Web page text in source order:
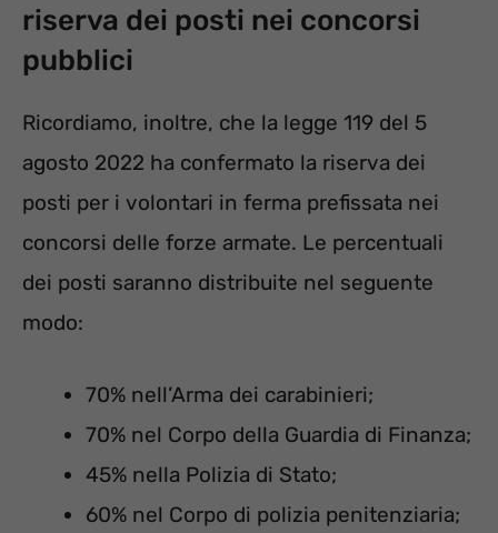
riserva dei posti nei concorsi
pubblici
Ricordiamo, inoltre, che la legge 119 del 5
agosto 2022 ha confermato la riserva dei
posti per i volontari in ferma prefissata nei
concorsi delle forze armate. Le percentuali
dei posti saranno distribuite nel seguente
modo:
70% nell’Arma dei carabinieri;
70% nel Corpo della Guardia di Finanza;
45% nella Polizia di Stato;
60% nel Corpo di polizia penitenziaria;